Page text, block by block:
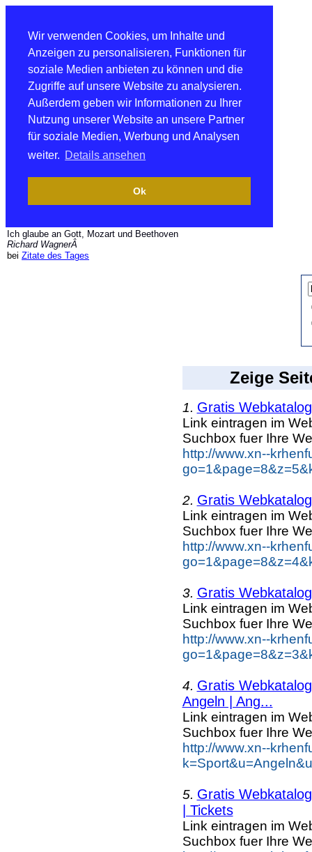
Wir verwenden Cookies, um Inhalte und
Anzeigen zu personalisieren, Funktionen für
soziale Medien anbieten zu können und die
Zugriffe auf unsere Website zu analysieren.
Außerdem geben wir Informationen zu Ihrer
Nutzung unserer Website an unsere Partner
für soziale Medien, Werbung und Analysen
weiter. Details ansehen
Ok
Ich glaube an Gott, Mozart und Beethoven
Richard WagnerÂ
bei Zitate des Tages
Zeige
1. Gratis
Link eintragen im
Suchbox fuer Ihre
http://www.xn--
2. Gratis
Link eintragen im
Suchbox fuer Ihre
http://www.xn--
3. Gratis
Link eintragen im
Suchbox fuer Ihre
http://www.xn--
4. Gratis
Angeln | Ang...
Link eintragen im
Suchbox fuer Ihre
http://www.xn--
5. Gratis
| Tickets
Link eintragen im
Suchbox fuer Ihre